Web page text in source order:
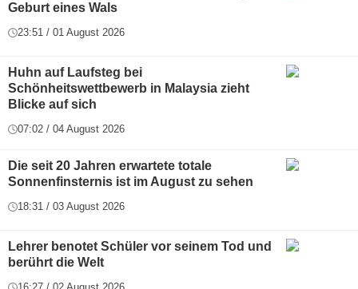
Geburt eines Wals
23:51 / 01 August 2026
Huhn auf Laufsteg bei
Schönheitswettbewerb in Malaysia zieht
Blicke auf sich
07:02 / 04 August 2026
Die seit 20 Jahren erwartete totale
Sonnenfinsternis ist im August zu sehen
18:31 / 03 August 2026
Lehrer benotet Schüler vor seinem Tod und
berührt die Welt